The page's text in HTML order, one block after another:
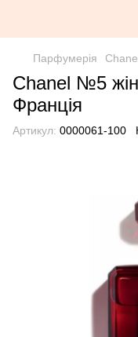
Парфумерія
Chanel №5
Франція
Артикул: 0000061-100